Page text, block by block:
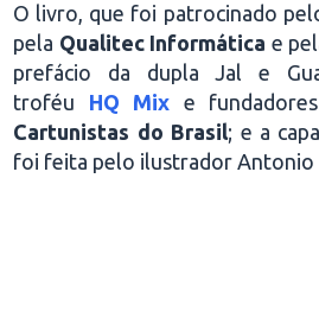
O livro, que foi patrocinado
pela Qualitec Informática e
prefácio da dupla Jal e
troféu HQ Mix e
Cartunistas do Brasil; e a
foi feita pelo ilustrador Antonio